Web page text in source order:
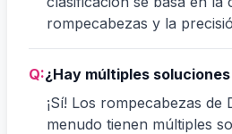
rompecabezas y la
Q:¿Hay múltiples
¡Sí! Los rompecabezas de
menudo tienen múltiples